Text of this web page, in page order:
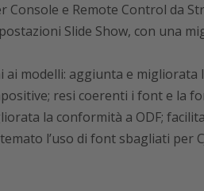
Console e Remote Control da
Slide Show, con una
modelli: aggiunta e migliorata
resi coerenti i font e la
la conformità a ODF;
l’uso di font sbagliati per